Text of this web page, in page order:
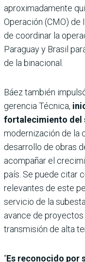
aproximadamente
Operación (CMO) de
de coordinar la
Paraguay y Brasil
de la binacional.
Báez también
gerencia Técnica,
fortalecimiento del
modernización de la
desarrollo de obras
acompañar el
país. Se puede citar
relevantes de este
servicio de la
avance de
transmisión de alta
“Es reconocido por